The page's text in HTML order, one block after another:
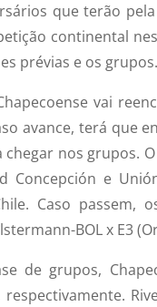
que terão
continental
prévias e os grupos.
vai
avance, terá que
chegar nos grupos.
Concepción e
Caso passem,
BOL x E3
de grupos,
respectivamente.